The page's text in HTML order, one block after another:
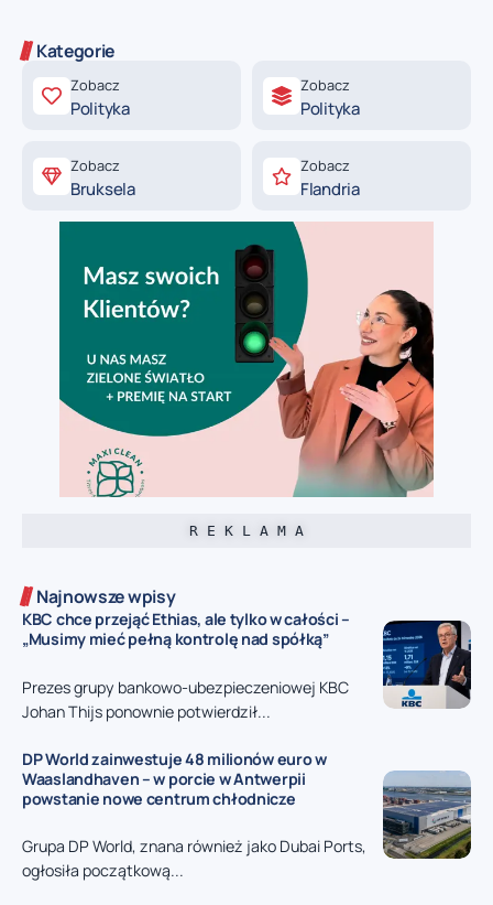
Kategorie
Zobacz
Polityka
Zobacz
Polityka
Zobacz
Bruksela
Zobacz
Flandria
R E K L A M A
Najnowsze wpisy
KBC chce przejąć Ethias, ale tylko w całości –
„Musimy mieć pełną kontrolę nad spółką”
Prezes grupy bankowo-ubezpieczeniowej KBC
Johan Thijs ponownie potwierdził...
DP World zainwestuje 48 milionów euro w
Waaslandhaven – w porcie w Antwerpii
powstanie nowe centrum chłodnicze
Grupa DP World, znana również jako Dubai Ports,
ogłosiła początkową...